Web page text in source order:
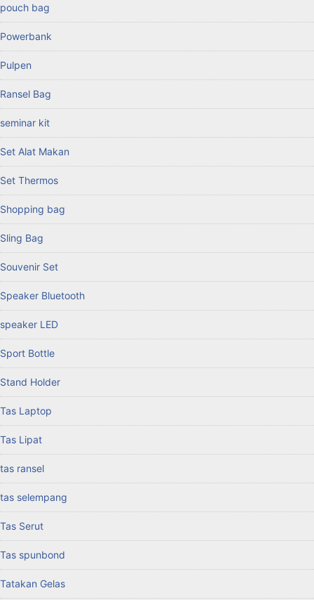
pouch bag
Powerbank
Pulpen
Ransel Bag
seminar kit
Set Alat Makan
Set Thermos
Shopping bag
Sling Bag
Souvenir Set
Speaker Bluetooth
speaker LED
Sport Bottle
Stand Holder
Tas Laptop
Tas Lipat
tas ransel
tas selempang
Tas Serut
Tas spunbond
Tatakan Gelas